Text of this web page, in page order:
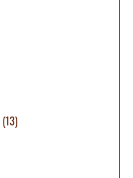
(13)